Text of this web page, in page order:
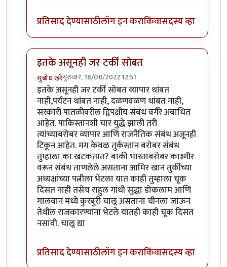
प्रतिसाद देण्यासाठीलॉग इन कराकिंवासदस्य व्हा
इतके असूनही जर टर्की सोबत
सुबोध खरेगुरुवार, 18/08/2022 12:51
In reply toएक प्रश्न पडला आहेbyजेम्स वांड
इतके असूनही जर टर्की सोबत व्यापार थांबत
नाही,पर्यटन थांबत नाही, दळणवळण थांबत नाही,
सरकारी पातळीवरील द्विपक्षीय संबंध वगैरे अबाधित
आहेत. पाकिस्तानशी चार युद्धे झाली तरी
त्यांच्याबरोबर व्यापार आणि राजनैतिक संबंध अजूनही
टिकून आहेत. मग केवळ तुर्कस्तान बरोबर संबंध
तुम्हाला का खटकतात? बाकी भारताबरोबर काश्मीर
वरून संबंध ताणलेले असताना आमिर खान तुर्कीच्या
अध्यक्षांच्या पत्नीला भेटला यात काही तुम्हाला चूक
दिसत नाही तसेच राहुल गांधी सुद्धा डोकलाम आणि
गालवान मध्ये कुरबुरी चालू असताना चीनला जाऊन
तेथील राजकारण्यांना भेटले यातही काही चूक दिसत
नसावी. चालू द्या
प्रतिसाद देण्यासाठीलॉग इन कराकिंवासदस्य व्हा